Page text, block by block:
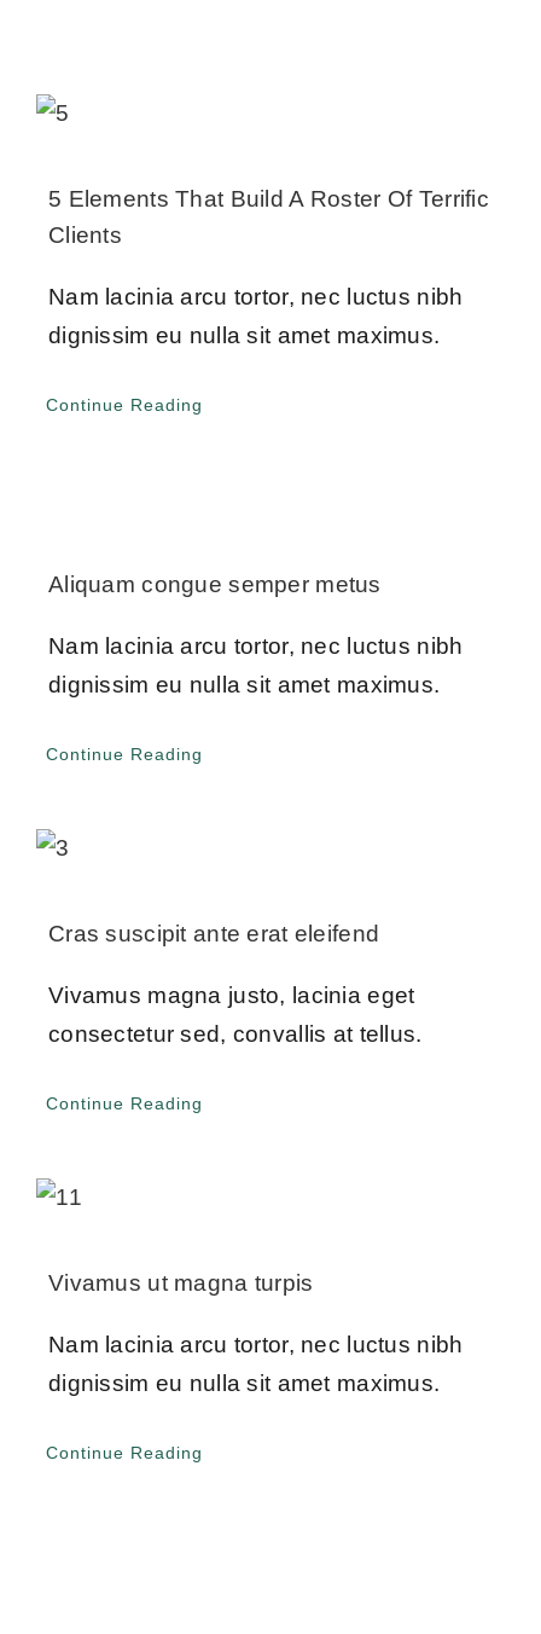
5 Elements That Build A Roster Of Terrific
Clients
Nam lacinia arcu tortor, nec luctus nibh
dignissim eu nulla sit amet maximus.
Continue Reading
Aliquam congue semper metus
Nam lacinia arcu tortor, nec luctus nibh
dignissim eu nulla sit amet maximus.
Continue Reading
Cras suscipit ante erat eleifend
Vivamus magna justo, lacinia eget
consectetur sed, convallis at tellus.
Continue Reading
Vivamus ut magna turpis
Nam lacinia arcu tortor, nec luctus nibh
dignissim eu nulla sit amet maximus.
Continue Reading